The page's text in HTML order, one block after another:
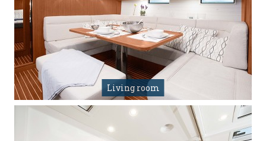
Living room